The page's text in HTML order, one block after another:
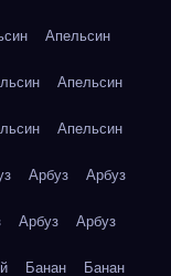
Апельсин
Апельсин
Апельсин
Арбуз Арбуз
Арбуз Арбуз
Банан Банан